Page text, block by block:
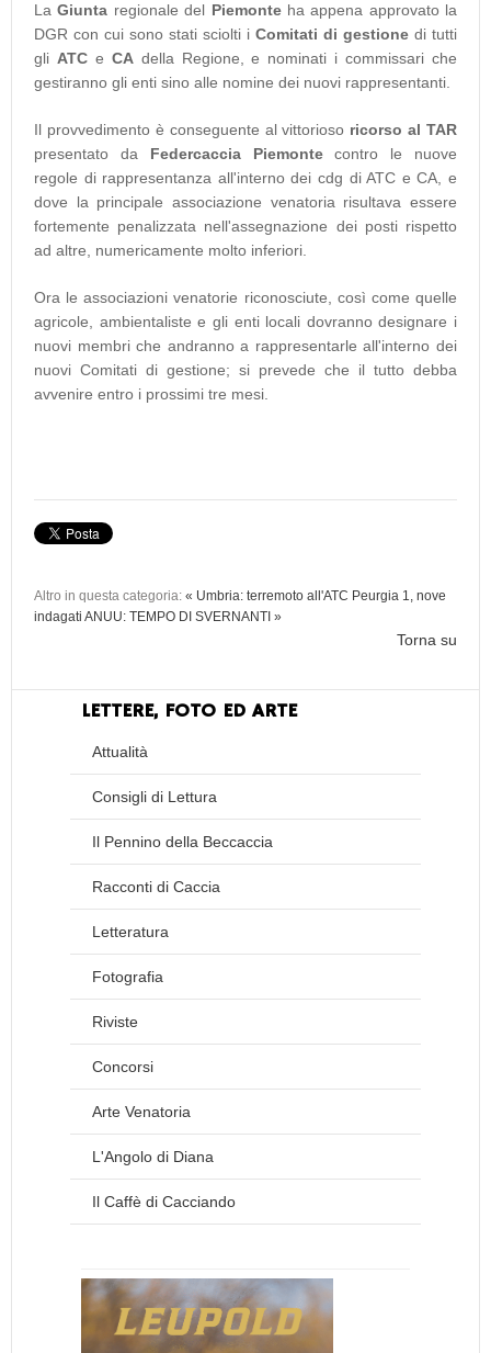
LaGiunta regionale del Piemonteha appena approvato la
DGR con cui sono stati sciolti i Comitati di gestione di tutti
gli ATCe CAdella Regione, e nominati i commissari che
gestiranno gli enti sino alle nomine dei nuovi rappresentanti.
Il provvedimento è conseguente al vittorioso ricorso al TAR
presentato da Federcaccia Piemontecontro le nuove
regole di rappresentanza all'interno dei cdg di ATC e CA, e
dove la principale associazione venatoria risultava essere
fortemente penalizzata nell'assegnazione dei posti rispetto
ad altre, numericamente molto inferiori.
Ora le associazioni venatorie riconosciute, così come quelle
agricole, ambientaliste e gli enti locali dovranno designare i
nuovi membri che andranno a rappresentarle all'interno dei
nuovi Comitati di gestione; si prevede che il tutto debba
avvenire entro i prossimi tre mesi.
Altro in questa categoria: « Umbria: terremoto all'ATC Peurgia 1, nove
indagati ANUU: TEMPO DI SVERNANTI »
Torna su
LETTERE, FOTO ED ARTE
Attualità
Consigli di Lettura
Il Pennino della Beccaccia
Racconti di Caccia
Letteratura
Fotografia
Riviste
Concorsi
Arte Venatoria
L'Angolo di Diana
Il Caffè di Cacciando